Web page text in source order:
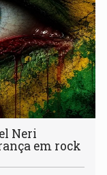
Neri
em rock